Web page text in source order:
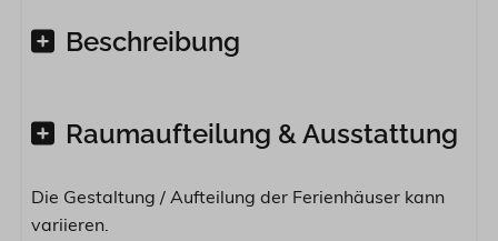
Beschreibung
Raumaufteilung & Ausstattung
Die Gestaltung / Aufteilung der Ferienhäuser kann
variieren.